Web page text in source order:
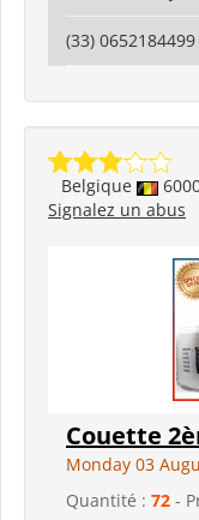
(33) 0652184499
Belgique
Signalez un abus
Couette
Monday 03
Quantité : 72 -